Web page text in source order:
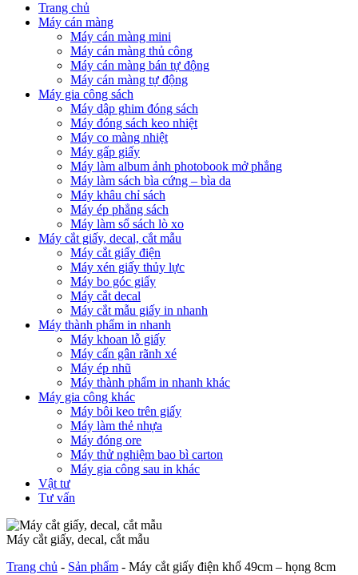
Trang chủ
Máy cán màng
Máy cán màng mini
Máy cán màng thủ công
Máy cán màng bán tự động
Máy cán màng tự động
Máy gia công sách
Máy dập ghim đóng sách
Máy đóng sách keo nhiệt
Máy co màng nhiệt
Máy gấp giấy
Máy làm album ảnh photobook mở phẳng
Máy làm sách bìa cứng – bìa da
Máy khâu chỉ sách
Máy ép phẳng sách
Máy làm sổ sách lò xo
Máy cắt giấy, decal, cắt mẫu
Máy cắt giấy điện
Máy xén giấy thủy lực
Máy bo góc giấy
Máy cắt decal
Máy cắt mẫu giấy in nhanh
Máy thành phẩm in nhanh
Máy khoan lỗ giấy
Máy cấn gân rãnh xé
Máy ép nhũ
Máy thành phẩm in nhanh khác
Máy gia công khác
Máy bôi keo trên giấy
Máy làm thẻ nhựa
Máy đóng ore
Máy thử nghiệm bao bì carton
Máy gia công sau in khác
Vật tư
Tư vấn
Máy cắt giấy, decal, cắt mẫu
Trang chủ - Sản phẩm - Máy cắt giấy điện khổ 49cm – họng 8cm